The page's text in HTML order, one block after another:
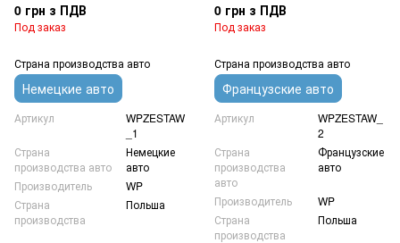
0 грн з ПДВ
Под заказ
Страна производства авто
Немецкие авто
Артикул
WPZESTAW
_1
Страна
производства авто
Немецкие
авто
Производитель
WP
Страна
производства
Польша
0 грн з ПДВ
Под заказ
Страна производства авто
Французские авто
Артикул
WPZESTAW_
2
Страна
производства
авто
Французские
авто
Производитель
WP
Страна
производства
Польша